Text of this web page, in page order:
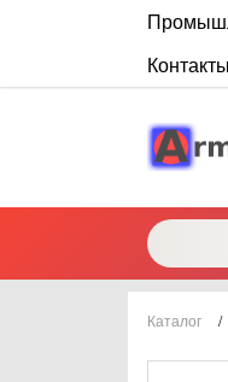
Контакты
Каталог /